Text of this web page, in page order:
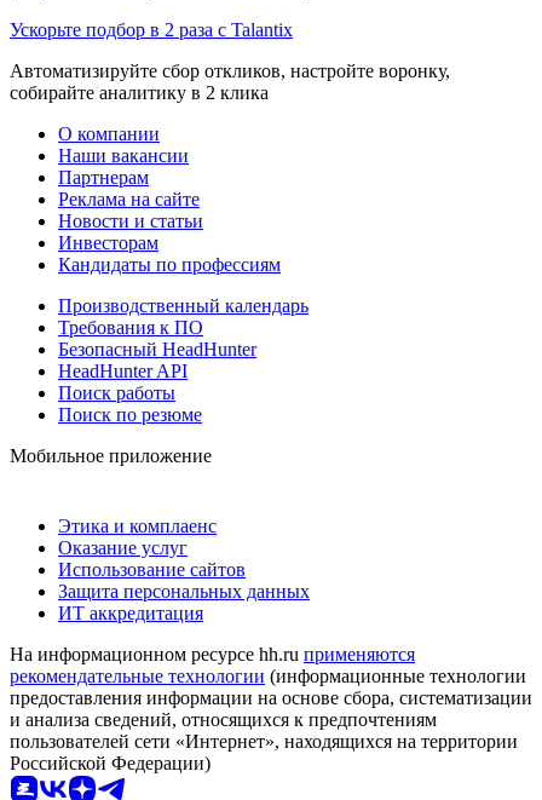
Ускорьте подбор в 2 раза с Talantix
Автоматизируйте сбор откликов, настройте воронку,
собирайте аналитику в 2 клика
О компании
Наши вакансии
Партнерам
Реклама на сайте
Новости и статьи
Инвесторам
Кандидаты по профессиям
Производственный календарь
Требования к ПО
Безопасный HeadHunter
HeadHunter API
Поиск работы
Поиск по резюме
Мобильное приложение
Этика и комплаенс
Оказание услуг
Использование сайтов
Защита персональных данных
ИТ аккредитация
На информационном ресурсе hh.ru применяются
рекомендательные технологии (информационные технологии
предоставления информации на основе сбора, систематизации
и анализа сведений, относящихся к предпочтениям
пользователей сети «Интернет», находящихся на территории
Российской Федерации)